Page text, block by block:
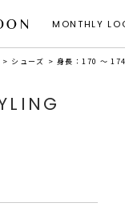
MONTHLY
シューズ 身長：170 ～